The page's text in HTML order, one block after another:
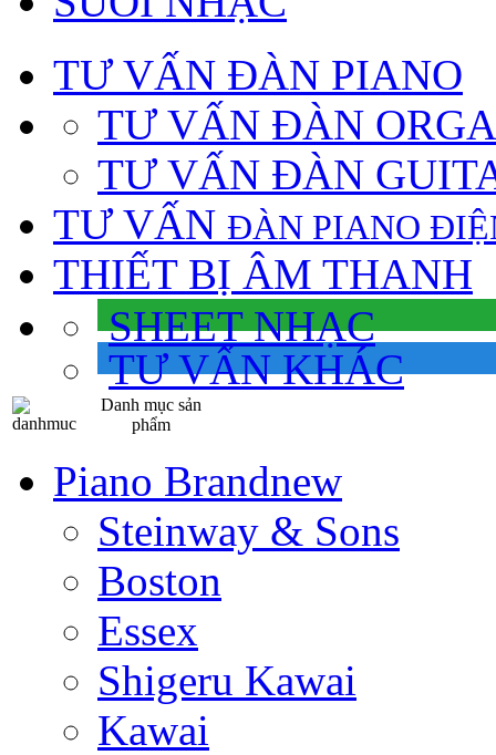
TƯ VẤN ĐÀN PIANO
TƯ VẤN ÐÀN
TƯ VẤN ÐÀN
TƯ VẤN ÐÀN PIANO
THIẾT BỊ ÂM THANH
SHEET NHẠC
TƯ VẤN KHÁC
Danh mục sản
phẩm
Piano Brandnew
Steinway & Sons
Boston
Essex
Shigeru Kawai
Kawai